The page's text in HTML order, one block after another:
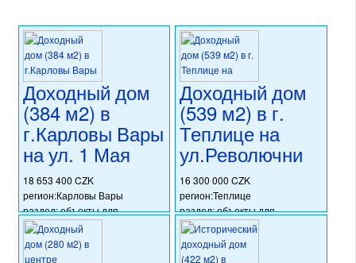
Доходный дом
(384 м2) в
г.Карловы Вары
на ул. 1 Мая
18 653 400 CZK
регион:Карловы Вары
раздел: объекты для
коммерческого использования
состояние: после
реконструкции
Доходный дом
(539 м2) в г.
Теплице на
ул.Револючни
16 300 000 CZK
регион:Теплице
раздел: объекты для
коммерческого использования
состояние: стандарт
номер объекта: